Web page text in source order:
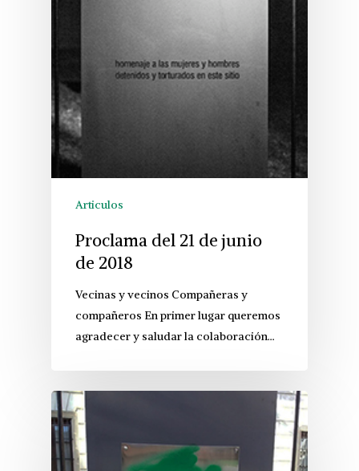
Articulos
Proclama del 21 de junio
de 2018
Vecinas y vecinos Compañeras y
compañeros En primer lugar queremos
agradecer y saludar la colaboración…